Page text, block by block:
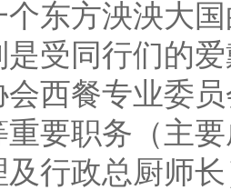
个东方泱泱大
受同行们的
会西餐专业委
重要职务（主
行政总厨师